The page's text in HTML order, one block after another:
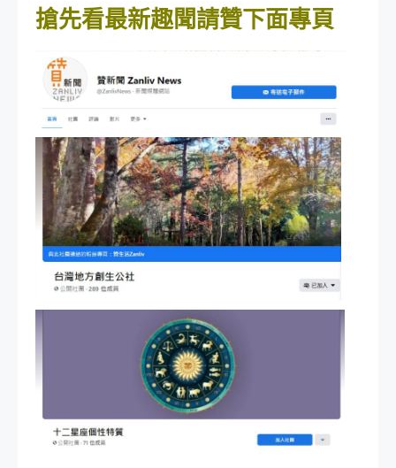
搶先看最新趣聞請贊下面專頁